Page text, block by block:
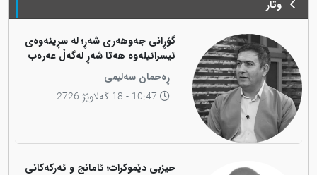
وتار
گۆڕانی جەوهەری شەڕ؛ لە سڕینەوەی
ئیسرائیلەوە هەتا شەڕ لەگەڵ عەرەب
ڕەحمان سەلیمی
حیزبی دێموکرات؛ ئامانج و ئەرکەکانی